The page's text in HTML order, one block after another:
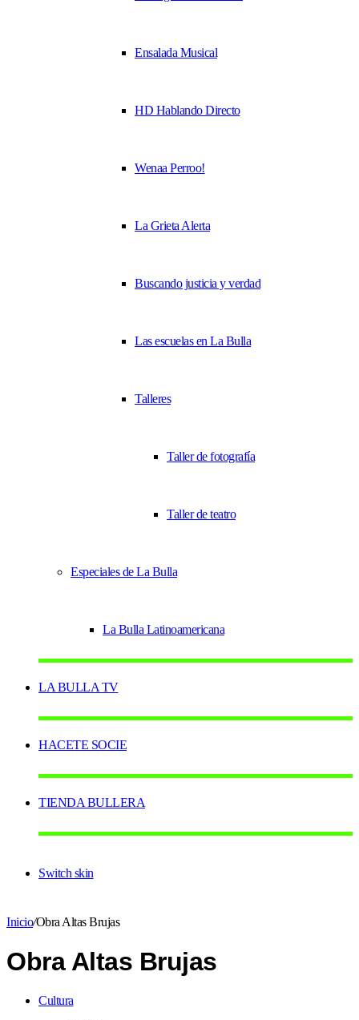
Ensalada Musical
HD Hablando Directo
Wenaa Perroo!
La Grieta Alerta
Buscando justicia y verdad
Las escuelas en La Bulla
Talleres
Taller de fotografía
Taller de teatro
Especiales de La Bulla
La Bulla Latinoamericana
LA BULLA TV
HACETE SOCIE
TIENDA BULLERA
Switch skin
Inicio/Obra Altas Brujas
Obra Altas Brujas
Cultura